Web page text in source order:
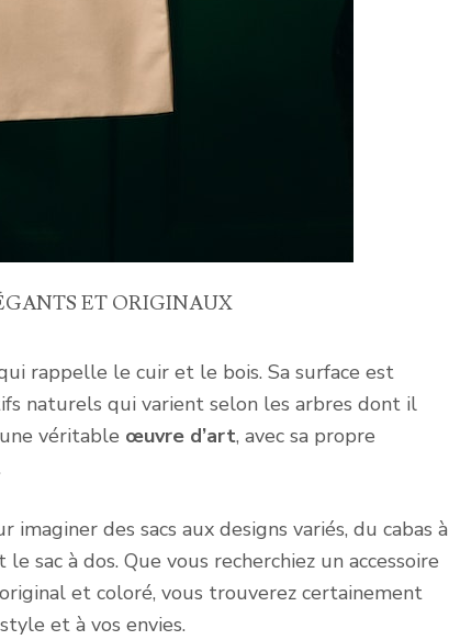
ET ORIGINAUX
rappelle le cuir et le bois. Sa surface est
naturels qui varient selon les arbres dont il
véritable œuvre d’art, avec sa propre
des sacs aux designs variés, du cabas à
sac à dos. Que vous recherchiez un accessoire
et coloré, vous trouverez certainement
et à vos envies.